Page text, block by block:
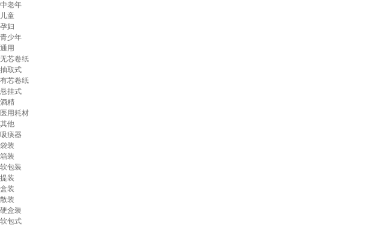
中老年
儿童
孕妇
青少年
通用
无芯卷纸
抽取式
有芯卷纸
悬挂式
酒精
医用耗材
其他
吸痰器
袋装
箱装
软包装
提装
盒装
散装
硬盒装
软包式